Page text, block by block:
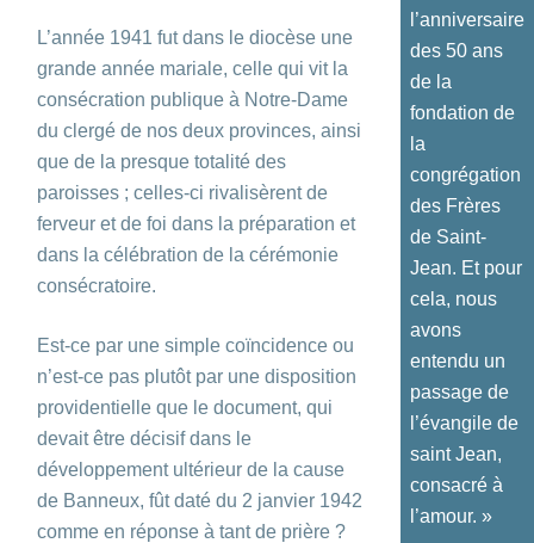
L’année 1941 fut dans le diocèse une
grande année mariale, celle qui vit la
consécration publique à Notre-Dame
du clergé de nos deux provinces, ainsi
que de la presque totalité des
paroisses ; celles-ci rivalisèrent de
ferveur et de foi dans la préparation et
dans la célébration de la cérémonie
consécratoire.
Est-ce par une simple coïncidence ou
n’est-ce pas plutôt par une disposition
providentielle que le document, qui
devait être décisif dans le
développement ultérieur de la cause
de Banneux, fût daté du 2 janvier 1942
comme en réponse à tant de prière ?
l’anniversaire
des 50 ans
de la
fondation de
la
congrégation
des Frères
de Saint-
Jean. Et pour
cela, nous
avons
entendu un
passage de
l’évangile de
saint Jean,
consacré à
l’amour. »